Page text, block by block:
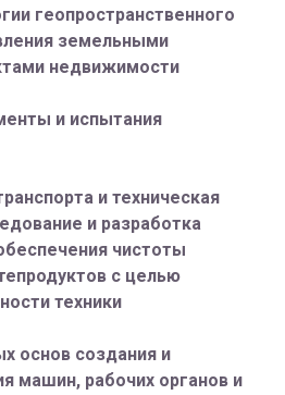
геопространственного
земельными
недвижимости
и испытания
и техническая
и разработка
чистоты
с целью
техники
основ создания и
машин, рабочих органов и